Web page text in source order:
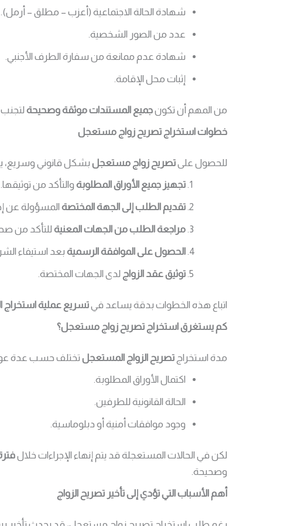
شهادة الحالة الاجتماعية (أعزب – مطلق – أرمل).
عدد من الصور الشخصية.
شهادة عدم ممانعة من سفارة الطرف الأجنبي.
إثبات محل الإقامة.
من المهم أن تكونجميع المستندات موثقة وصحيحة لتجنب
خطوات استخراج تصريح زواج مستعجل
للحصول علىتصريح زواج مستعجل بشكل قانوني وسريع،
تجهيز جميع الأوراق المطلوبة والتأكد من توثيقها.
تقديم الطلب إلى الجهة المختصة المسؤولة عن
مراجعة الطلب من الجهات المعنية للتأكد من
الحصول على الموافقة الرسمية بعد استيفاء
توثيق عقد الزواج لدى الجهات المختصة.
اتباع هذه الخطوات بدقة يساعد فيتسريع عملية استخراج
كم يستغرق استخراج تصريح زواج مستعجل؟
مدة استخراجتصريح الزواج المستعجل تختلف حسب عدة
اكتمال الأوراق المطلوبة.
الحالة القانونية للطرفين.
وجود موافقات أمنية أو دبلوماسية.
لكن في الحالات المستعجلة قد يتم إنهاء الإجراءات خلال
وصحيحة.
أهم الأسباب التي تؤدي إلى تأخير تصريح الزواج